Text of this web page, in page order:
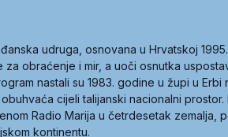
udruga, osnovana u Hrvatskoj 1995.
obraćenje i mir, a uoči osnutka
nastali su 1983. godine u župi u Erbi
cijeli talijanski nacionalni prostor.
Radio Marija u četrdesetak zemalja,
kontinentu.